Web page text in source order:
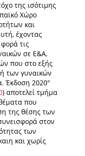
της ισότιμης
Χώρο
και
έχοντας
τις
σε Ε&Α,
που στο εξής
των γυναικών
Έκδοση 2020"
) αποτελεί τμήμα
που
της θέσης των
στον
των
και χωρίς